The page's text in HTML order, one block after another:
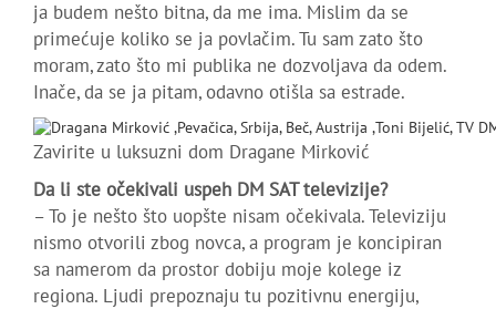
ja budem nešto bitna, da me ima. Mislim da se
primećuje koliko se ja povlačim. Tu sam zato što
moram, zato što mi publika ne dozvoljava da odem.
Inače, da se ja pitam, odavno otišla sa estrade.
Zavirite u luksuzni dom Dragane Mirković
Da li ste očekivali uspeh DM SAT televizije?
– To je nešto što uopšte nisam očekivala. Televiziju
nismo otvorili zbog novca, a program je koncipiran
sa namerom da prostor dobiju moje kolege iz
regiona. Ljudi prepoznaju tu pozitivnu energiju,